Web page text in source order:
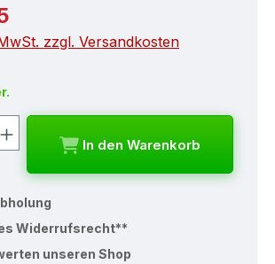
zzgl. Versandkosten
Gib den
In den Warenkorb
Widerrufsrecht**
unseren Shop